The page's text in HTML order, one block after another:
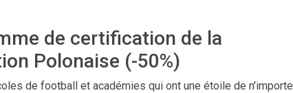
de certification de la
Polonaise (-50%)
de football et académies qui ont une étoile de n'importe